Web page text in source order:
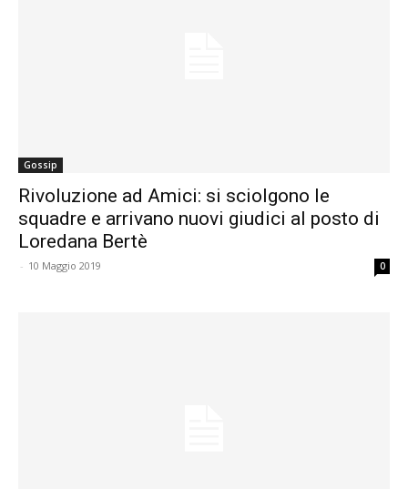
Gossip
Rivoluzione ad Amici: si sciolgono le
squadre e arrivano nuovi giudici al posto di
Loredana Bertè
- 10 Maggio 2019 0